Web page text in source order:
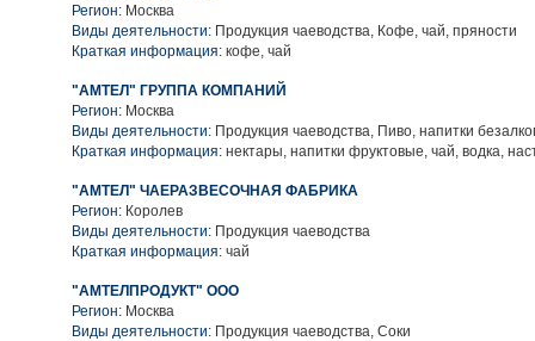
Регион: Москва
Виды деятельности: Продукция чаеводства, Кофе, чай, пряности
Краткая информация: кофе, чай
"АМТЕЛ" ГРУППА КОМПАНИЙ
Регион: Москва
Виды деятельности: Продукция чаеводства, Пиво, напитки
Краткая информация: нектары, напитки фруктовые, чай, водка,
"АМТЕЛ" ЧАЕРАЗВЕСОЧНАЯ ФАБРИКА
Регион: Королев
Виды деятельности: Продукция чаеводства
Краткая информация: чай
"АМТЕЛПРОДУКТ" ООО
Регион: Москва
Виды деятельности: Продукция чаеводства, Соки